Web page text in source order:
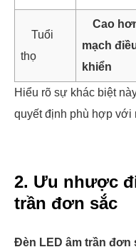
Tuổi
thọ
Cao
mạch
khiển
Hiểu rõ sự khác biệt
quyết định phù hợp với
2. Ưu nhược
trần đơn sắc
Đèn LED âm trần đơn